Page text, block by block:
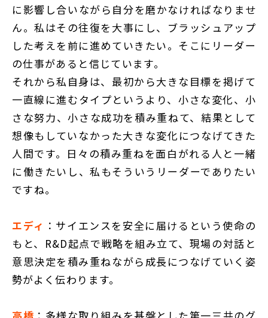
に影響し合いながら自分を磨かなければなりませ
ん。私はその往復を大事にし、ブラッシュアップ
した考えを前に進めていきたい。そこにリーダー
の仕事があると信じています。
それから私自身は、最初から大きな目標を掲げて
一直線に進むタイプというより、小さな変化、小
さな努力、小さな成功を積み重ねて、結果として
想像もしていなかった大きな変化につなげてきた
人間です。日々の積み重ねを面白がれる人と一緒
に働きたいし、私もそういうリーダーでありたい
ですね。
エディ ：サイエンスを安全に届けるという使命の
もと、R&D起点で戦略を組み立て、現場の対話と
意思決定を積み重ねながら成長につなげていく姿
勢がよく伝わります。